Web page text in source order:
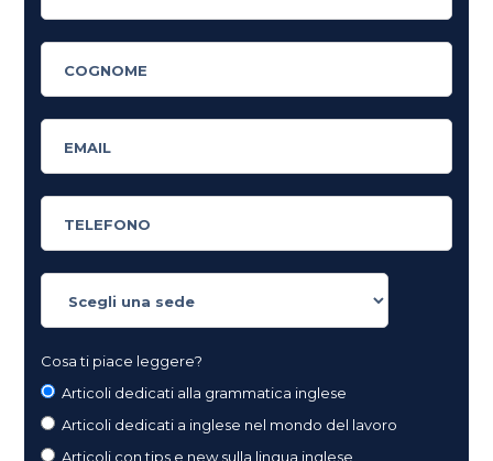
Cosa ti piace leggere?
Articoli dedicati alla grammatica inglese
Articoli dedicati a inglese nel mondo del lavoro
Articoli con tips e new sulla lingua inglese